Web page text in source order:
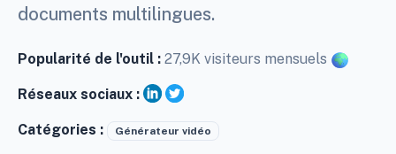
documents multilingues.
Popularité de l'outil : 27,9K visiteurs mensuels
Réseaux sociaux :
Catégories : Générateur vidéo